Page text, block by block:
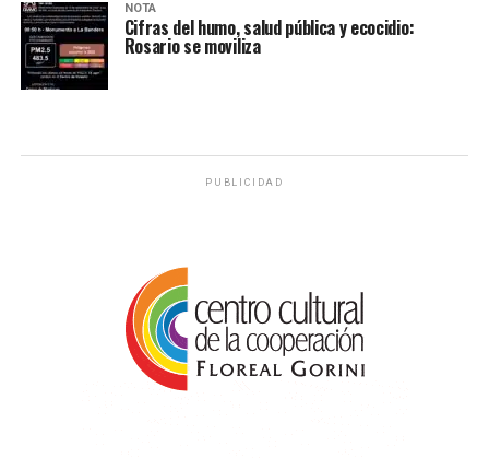
NOTA
Cifras del humo, salud pública y ecocidio:
Rosario se moviliza
PUBLICIDAD